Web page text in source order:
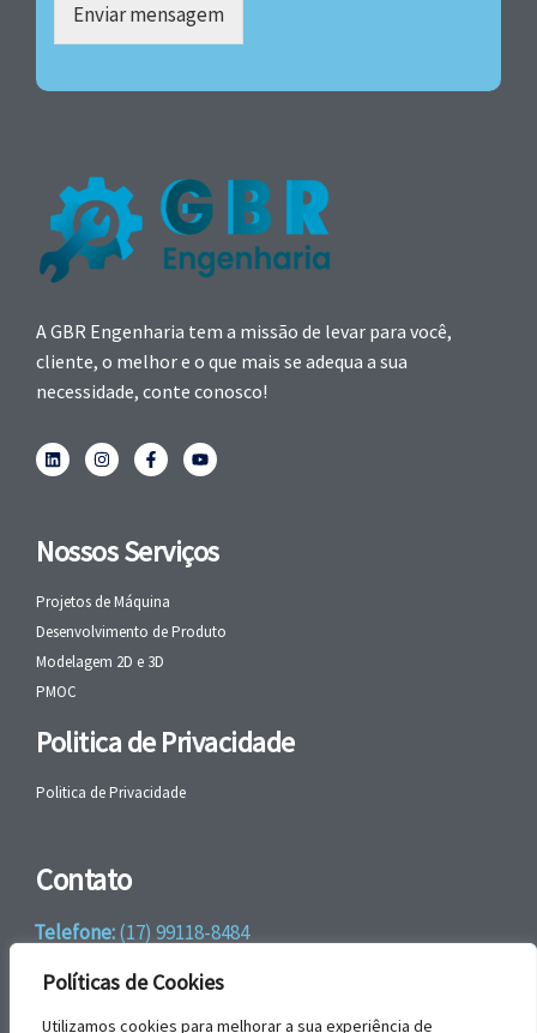
Políticas de Cookies
Utilizamos cookies para melhorar a sua experiência de
Enviar mensagem
A GBR Engenharia tem a missão de levar para você,
cliente, o melhor e o que mais se adequa a sua
necessidade, conte conosco!
Nossos Serviços
Projetos de Máquina
Desenvolvimento de Produto
Modelagem 2D e 3D
PMOC
Politica de Privacidade
Politica de Privacidade
Contato
Telefone:(17) 99118-8484
WhatsApp:+55 (17) 99118-8484
email:faleconosco@gbrengenharia.com